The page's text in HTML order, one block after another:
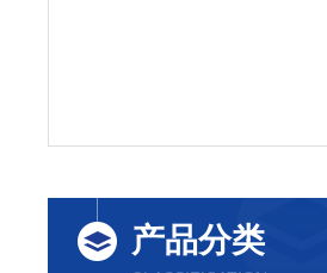
产品分类